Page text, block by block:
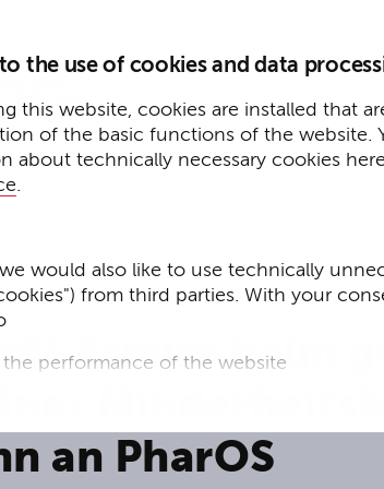
the use of cookies and data
this website, cookies are installed that
of the basic functions of the website.
about technically necessary cookies
.
would also like to use technically
from third parties. With your
the performance of the website
online behavior for targeted advertising
Armira beim
an PharOS